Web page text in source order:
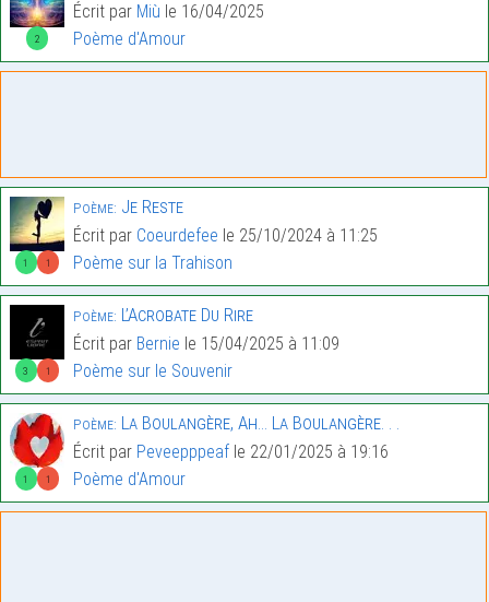
2
Écrit par Miù le 16/04/2025
Poème d'Amour
1 1
Poème: Je Reste
Écrit par Coeurdefee le 25/10/2024 à 11:25
Poème sur la Trahison
3 1
Poème: L’Acrobate Du Rire
Écrit par Bernie le 15/04/2025 à 11:09
Poème sur le Souvenir
1 1
Poème: La Boulangère, Ah… La Boulangère. . .
Écrit par Peveepppeaf le 22/01/2025 à 19:16
Poème d'Amour